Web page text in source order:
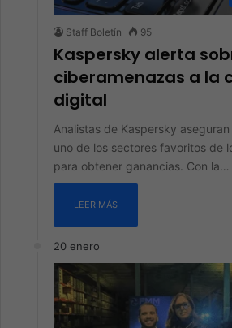
Staff Boletín 95
Kaspersky alerta
ciberamenazas a la
digital
Analistas de Kaspersky
uno de los sectores favoritos de
para obtener ganancias. Con la…
LEER MÁS
20 enero